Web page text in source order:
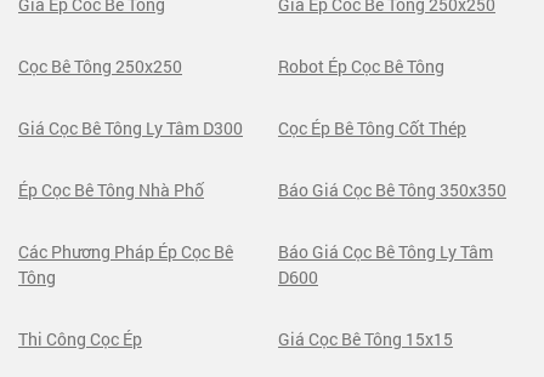
Cọc Bê Tông 250x250 Robot Ép Cọc Bê Tông
Giá Cọc Bê Tông Ly Tâm D300 Cọc Ép Bê Tông Cốt Thép
Ép Cọc Bê Tông Nhà Phố Báo Giá Cọc Bê Tông 350x350
Các Phương Pháp Ép Cọc Bê
Tông
Báo Giá Cọc Bê Tông Ly Tâm
D600
Thi Công Cọc Ép Giá Cọc Bê Tông 15x15